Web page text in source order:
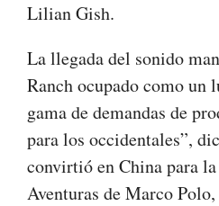
Lilian Gish.
La llegada del sonido
Ranch ocupado como un
gama de demandas de
para los occidentales”,
convirtió en China para
Aventuras de Marco